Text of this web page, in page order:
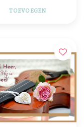
TOEVOEGEN